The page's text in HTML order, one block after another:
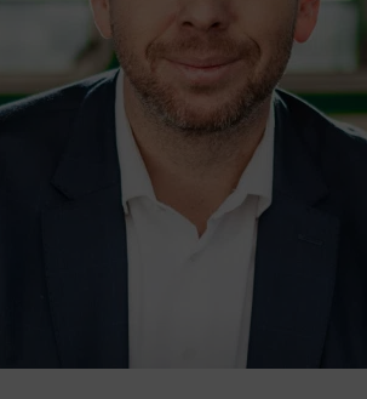
Karinthy
Az ördög még
Mindenki a
Bitumenes lapostetők: a bevált